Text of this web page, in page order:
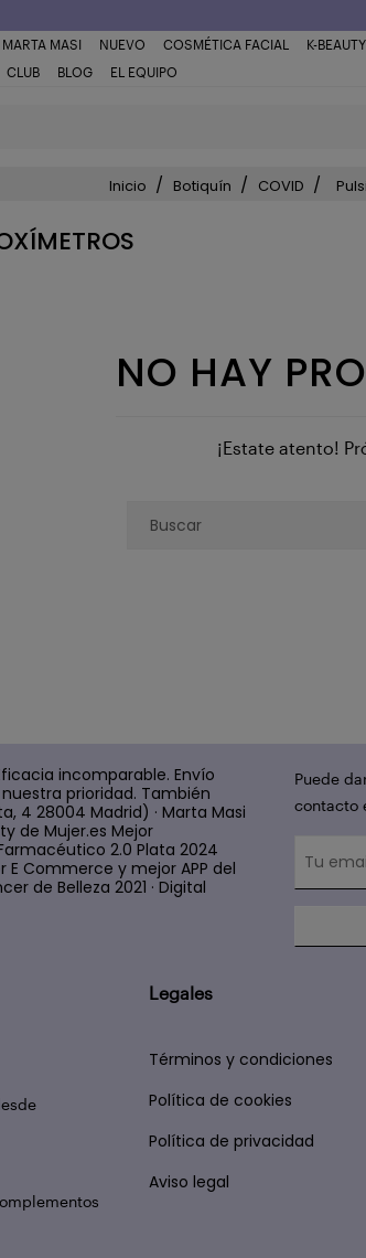
MASI NUEVO COSMÉTICA FACIAL K-
CLUB BLOG EL EQUIPO
Inicio Botiquín COVID
NO HAY
¡Estate atento!
incomparable. Envío
prioridad. También
4 28004 Madrid) · Marta Masi
de Mujer.es Mejor
2.0 Plata 2024
E Commerce y mejor APP del
de Belleza 2021 · Digital
Puede
contacto
Legales
Términos y condiciones
Política de cookies
Política de privacidad
Aviso legal